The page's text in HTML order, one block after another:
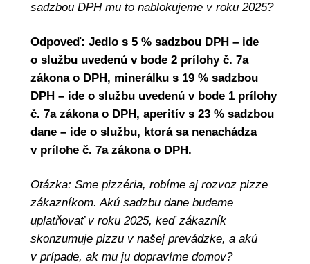
sadzbou DPH mu to nablokujeme v roku 2025?
Odpoveď: Jedlo s 5 % sadzbou DPH – ide
o službu uvedenú v bode 2 prílohy č. 7a
zákona o DPH, minerálku s 19 % sadzbou
DPH – ide o službu uvedenú v bode 1 prílohy
č. 7a zákona o DPH, aperitív s 23 % sadzbou
dane – ide o službu, ktorá sa nenachádza
v prílohe č. 7a zákona o DPH.
Otázka: Sme pizzéria, robíme aj rozvoz pizze
zákazníkom. Akú sadzbu dane budeme
uplatňovať v roku 2025, keď zákazník
skonzumuje pizzu v našej prevádzke, a akú
v prípade, ak mu ju dopravíme domov?